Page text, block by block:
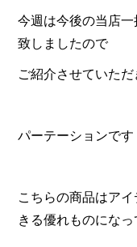
今週は今後の当店
致しましたので
ご紹介させていただ
パーテーションです
こちらの商品はア
きる優れものになっ